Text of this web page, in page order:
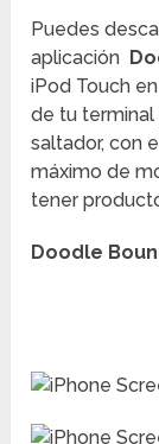
Puedes
aplicación
iPod Touch
de tu terminal
saltador, con
máximo de
tener
Doodle